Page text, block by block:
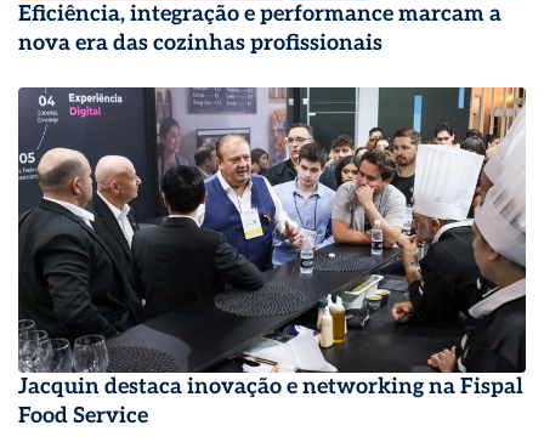
Eficiência, integração e performance marcam a
nova era das cozinhas profissionais
Jacquin destaca inovação e networking na Fispal
Food Service